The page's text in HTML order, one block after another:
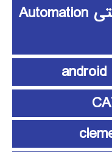
آموزش اتوماسیون صنعتی Automation